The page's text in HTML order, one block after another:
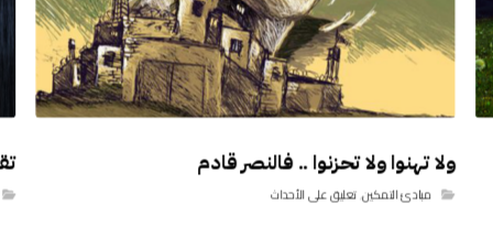
ولا تهنوا ولا تحزنوا .. فالنصر قادم
مبادئ التمكين,تعليق على الأحداث